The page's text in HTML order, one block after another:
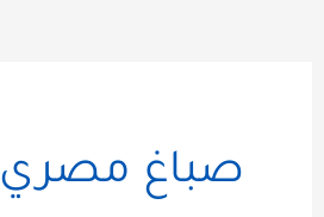
صباغ مصري